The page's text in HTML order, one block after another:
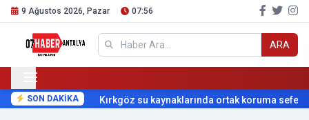
9 Ağustos 2026, Pazar 07:56
ARA
SON DAKİKA Kırkgöz su kaynaklarında ortak koruma